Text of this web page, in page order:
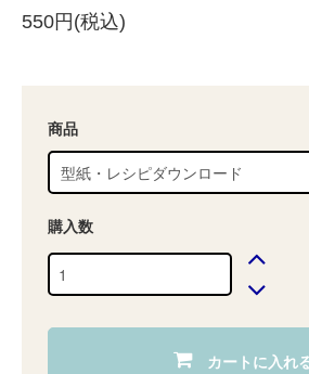
550円(税込)
商品
購入数
カートに入れ